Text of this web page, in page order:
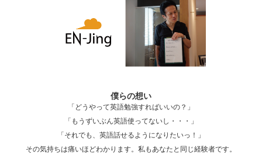
国際交流シェアハウスBorderlessでウェルカ
ムパーティ…
国際交流シェアハウスBorderlessで朝食会
&…
僕らの想い
「どうやって英語勉強すればいいの？」
「もうずいぶん英語使ってないし・・・」
「それでも、英語話せるようになりたいっ！」
その気持ちは痛いほどわかります。私もあなたと同じ経験者です。